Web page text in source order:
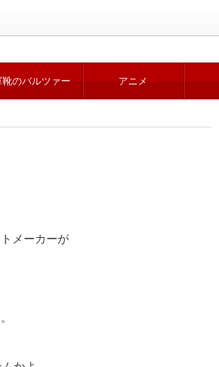
靴のバルツァー アニメ
メーカーが